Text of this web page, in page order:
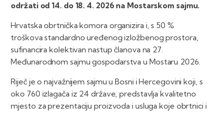
održati od 14. do 18. 4. 2026 na Mostarskom sajmu.
Hrvatska obrtnička komora organizira i, s 50 %
troškova standardno uređenog izložbenog prostora,
sufinancira kolektivan nastup članova na 27.
Međunarodnom sajmu gospodarstva u Mostaru 2026.
Riječ je o najvažnijem sajmu u Bosni i Hercegovini koji, s
oko 760 izlagača iz 24 države, predstavlja kvalitetno
mjesto za prezentaciju proizvoda i usluga koje obrtnici i